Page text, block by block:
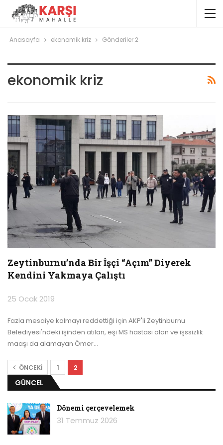
Anasayfa ekonomik kriz Gönderiler 2
ekonomik kriz
Zeytinburnu’nda Bir İşçi “Açım” Diyerek
Kendini Yakmaya Çalıştı
25 Ocak 2019
Fazla mesaiye kalmayı reddettiği için AKP'li Zeytinburnu
Belediyesi'ndeki işinden atılan, eşi MS hastası olan ve işssizlik
maaşı da alamayan Ömer…
ÖNCEKI 1 2
GÜNCEL
Dönemi çerçevelemek
31 Temmuz 2026